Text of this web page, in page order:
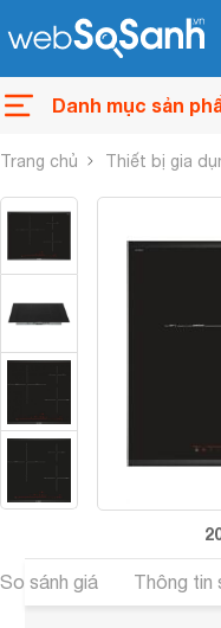
Danh mục sản
Trang chủ Thiết bị gia
So sánh giá Thông tin